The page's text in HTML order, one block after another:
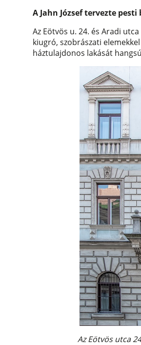
A Jahn József tervezte
Az Eötvös u. 24. és Aradi
kiugró, szobrászati
háztulajdonos lakását
Az Eötvös utca